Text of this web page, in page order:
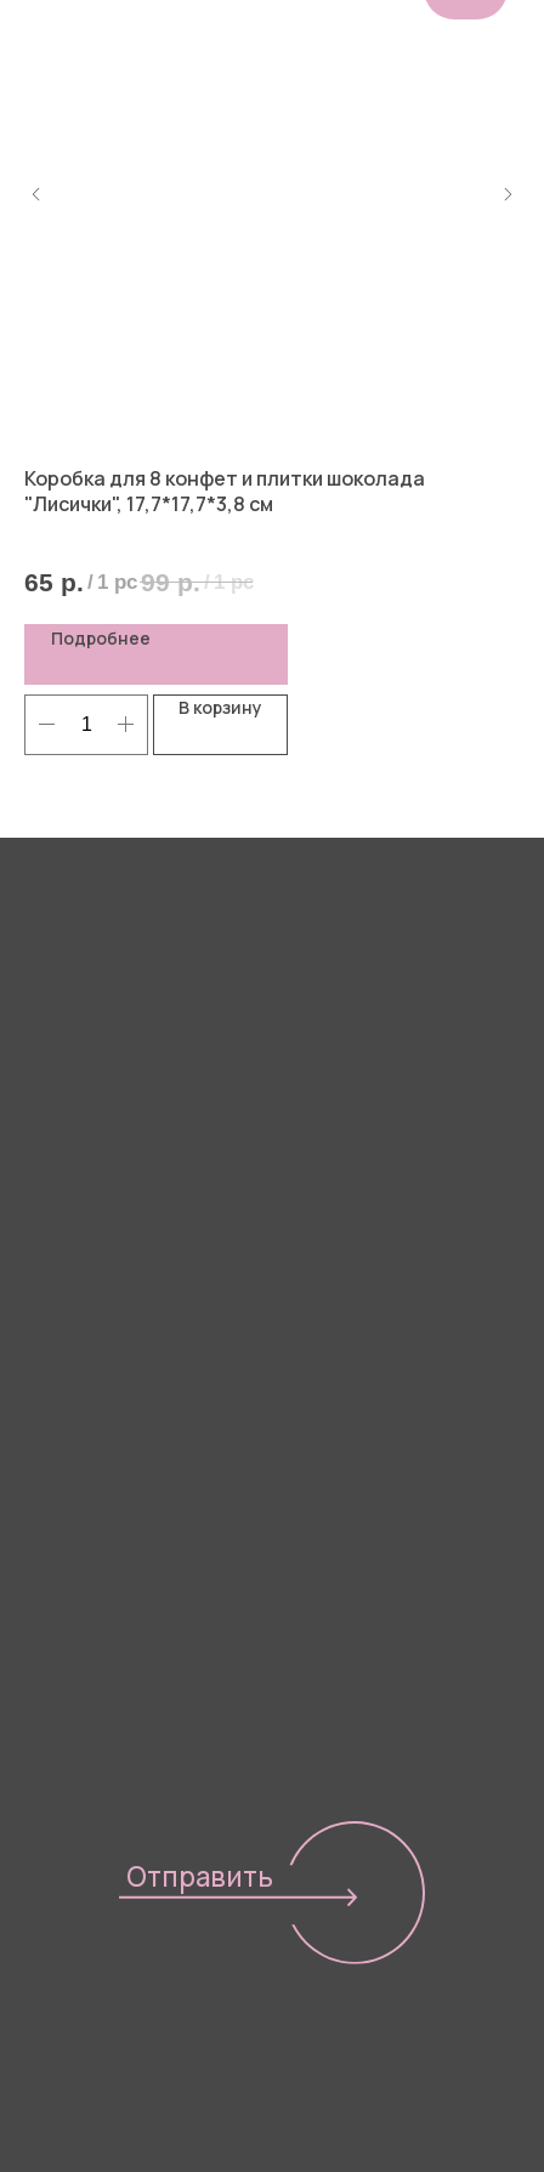
Коробка для 8 конфет и плитки шоколада
"Лисички", 17,7*17,7*3,8 см
65 р. / 1 pc99 р./1 pc
Подробнее
В корзину